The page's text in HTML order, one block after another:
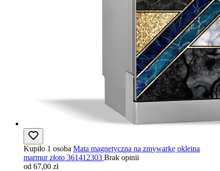
Kupiło 1 osoba Mata magnetyczna na zmywarkę okleina
marmur złoto 361412303 Brak opinii
od 67,00 zł